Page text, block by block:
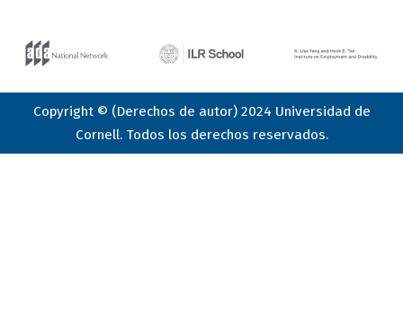
Copyright © (Derechos de autor) 2024 Universidad de
Cornell. Todos los derechos reservados.